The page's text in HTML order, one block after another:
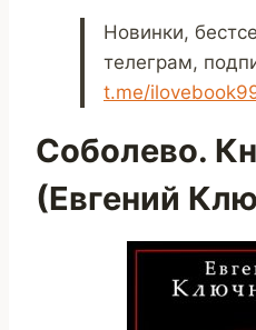
Новинки,
телеграм,
t.me/
Соболево.
(Евгений